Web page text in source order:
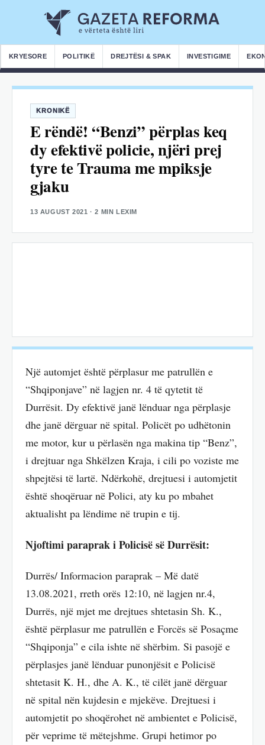
KRYESORE POLITIKË DREJTËSI & SPAK INVESTIGIME
KRONIKË
E rëndë! “Benzi” përplas keq
dy efektivë policie, njëri prej
tyre te Trauma me mpiksje
gjaku
13 AUGUST 2021 · 2 MIN LEXIM
Një automjet është përplasur me patrullën e
“Shqiponjave” në lagjen nr. 4 të qytetit të
Durrësit. Dy efektivë janë lënduar nga përplasje
dhe janë dërguar në spital. Policët po udhëtonin
me motor, kur u përlasën nga makina tip “Benz”,
i drejtuar nga Shkëlzen Kraja, i cili po voziste me
shpejtësi të lartë. Ndërkohë, drejtuesi i automjetit
është shoqëruar në Polici, aty ku po mbahet
aktualisht pa lëndime në trupin e tij.
Njoftimi paraprak i Policisë së Durrësit:
Durrës/ Informacion paraprak – Më datë
13.08.2021, rreth orës 12:10, në lagjen nr.4,
Durrës, një mjet me drejtues shtetasin Sh. K.,
është përplasur me patrullën e Forcës së Posaçme
“Shqiponja” e cila ishte në shërbim. Si pasojë e
përplasjes janë lënduar punonjësit e Policisë
shtetasit K. H., dhe A. K., të cilët janë dërguar
në spital nën kujdesin e mjekëve. Drejtuesi i
automjetit po shoqërohet në ambientet e Policisë,
për veprime të mëtejshme. Grupi hetimor po